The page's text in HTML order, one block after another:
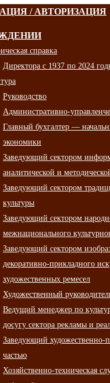
/ АВТОРИЗАЦИЯ
справка
Директора с 1937 по 2024
Руководство
Административно-
Главный бухгалтер —
экономики
Заведующий сектором
аналитической и
Заведующий сектором
культуры
Заведующий сектором
межнационального
Заведующий сектором
декоративно-прикладного
художественных ремесел
Художественный
Ведущий менеджер по
досугу сектора рекламы и
Заведующий художественно-
частью
Хозяйственно-техническая